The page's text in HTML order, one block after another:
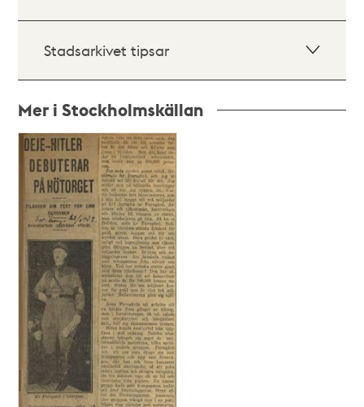
Stadsarkivet tipsar
Mer i Stockholmskällan
Relaterade
poster
och
teman